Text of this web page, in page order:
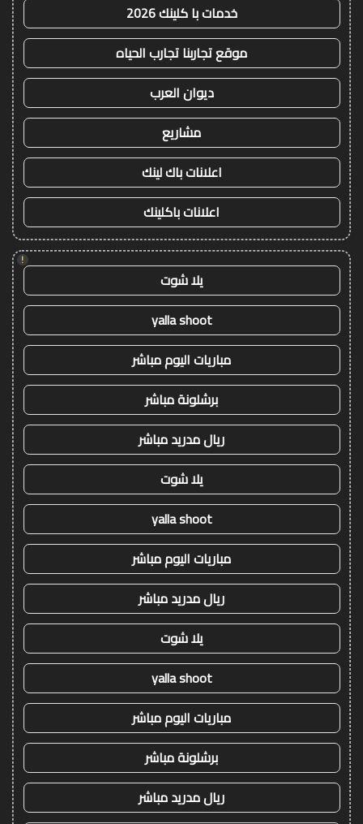
خدمات با كلينك 2026
موقع تجاربنا تجارب الحياه
ديوان العرب
مشاريع
اعلانات باك لينك
اعلانات باكلينك
!
يلا شوت
yalla shoot
مباريات اليوم مباشر
برشلونة مباشر
ريال مدريد مباشر
يلا شوت
yalla shoot
مباريات اليوم مباشر
ريال مدريد مباشر
يلا شوت
yalla shoot
مباريات اليوم مباشر
برشلونة مباشر
ريال مدريد مباشر